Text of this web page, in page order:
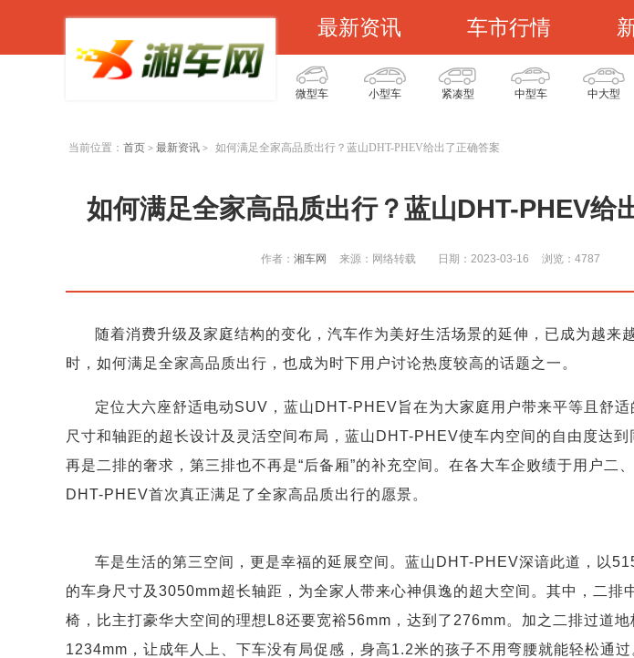
最新资讯 车市行情
微型车 小型车 紧凑型 中型车 中大型
当前位置： 首页 > 最新资讯 > 如何满足全家高品质出行？蓝山DHT-PHEV给出了正确答案
如何满足全家高品质出行？蓝山DHT-PHEV给
作者： 湘车网 来源：网络转载 日期：2023-03-16 浏览：4787
随着消费升级及家庭结构的变化，汽车作为美好生活场景的延伸，已成为越来
时，如何满足全家高品质出行，也成为时下用户讨论热度较高的话题之一。
定位大六座舒适电动SUV，蓝山DHT-PHEV旨在为大家庭用户带来平等且舒适
尺寸和轴距的超长设计及灵活空间布局，蓝山DHT-PHEV使车内空间的自由度达到
再是二排的奢求，第三排也不再是“后备厢”的补充空间。在各大车企败绩于用户二
DHT-PHEV首次真正满足了全家高品质出行的愿景。
车是生活的第三空间，更是幸福的延展空间。蓝山DHT-PHEV深谙此道，以
的车身尺寸及3050mm超长轴距，为全家人带来心神俱逸的超大空间。其中，二排
椅，比主打豪华大空间的理想L8还要宽裕56mm，达到了276mm。加之二排过道地
1234mm，让成年人上、下车没有局促感，身高1.2米的孩子不用弯腰就能轻松通过